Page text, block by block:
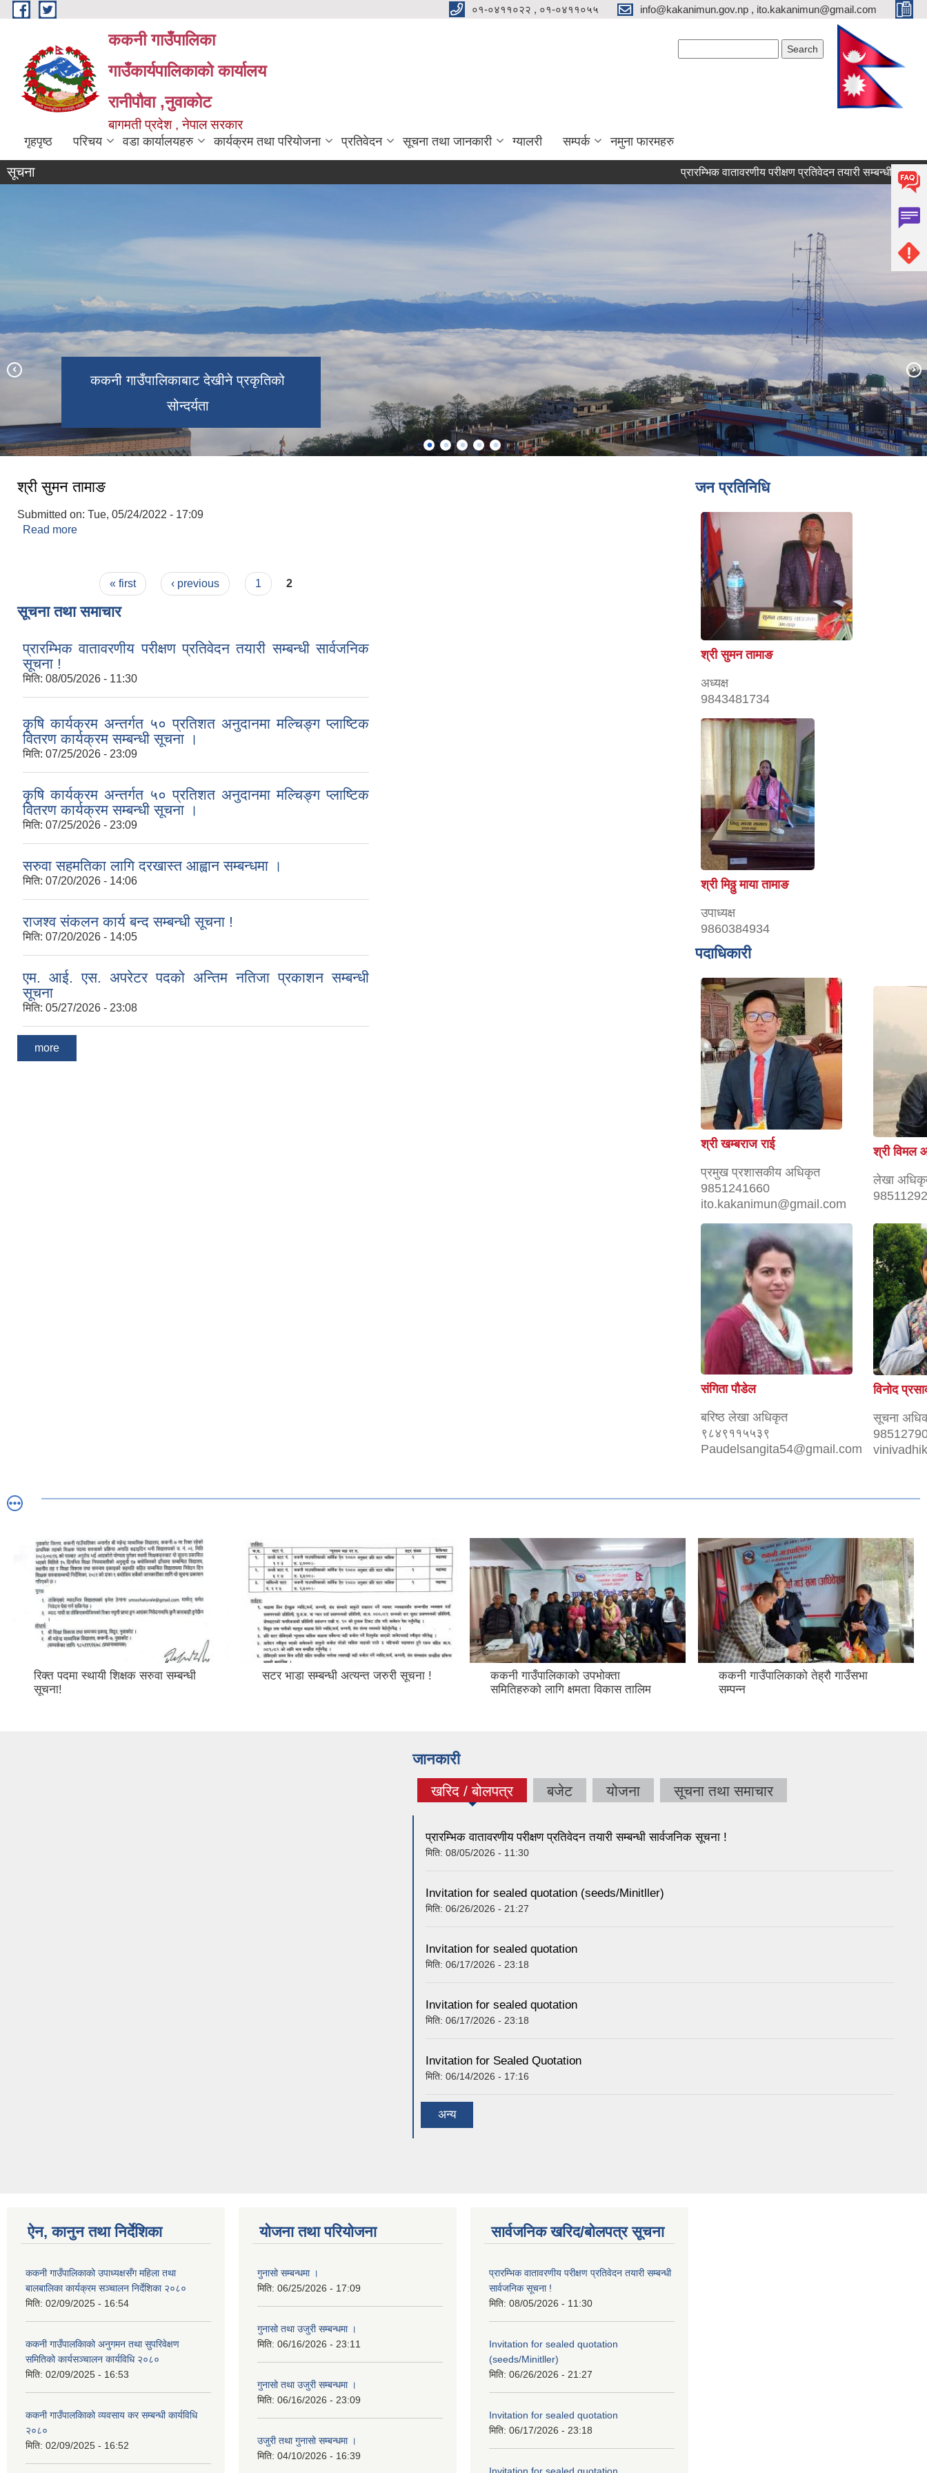
Skip to main content ०१-०४११०२२ , ०१-०४११०५५ info@kakanimun.gov.np , ito.kakanimun@gmail.com
ककनी गाउँपालिका
गाउँकार्यपालिकाको कार्यालय
रानीपौवा ,नुवाकोट
बागमती प्रदेश , नेपाल सरकार
गृहपृष्ठ परिचय वडा कार्यालयहरु कार्यक्रम तथा परियोजना प्रतिवेदन सूचना तथा जानकारी ग्यालरी सम्पर्क नमुना फारमहरु
सूचना प्रारम्भिक वातावरणीय परीक्षण प्रतिवेदन तयारी सम्बन्धी सार्वजनिक
ककनी गाउँपालिकाबाट देखीने प्रकृतिको
सोन्दर्यता
ककनी गाउँपालिका स्थित पर्यटकिय फुङ्-फुङ्
झरना
ककनी गाउँपालिकाको पर्यटकिय स्थल ककनी
हाईट
नवौ गाउँसभा सम्पन्न
गाउँपालिकाको प्रशासनिक भवन शिलान्यास
कार्यक्रम सम्पन्न
श्री सुमन तामाङ
Submitted on: Tue, 05/24/2022 - 17:09
Read more
« first ‹ previous 1 2
सूचना तथा समाचार
प्रारम्भिक वातावरणीय परीक्षण प्रतिवेदन तयारी सम्बन्धी सार्वजनिक
सूचना !
मिति: 08/05/2026 - 11:30
कृषि कार्यक्रम अन्तर्गत ५० प्रतिशत अनुदानमा मल्चिङ्ग प्लाष्टिक
वितरण कार्यक्रम सम्बन्धी सूचना ।
मिति: 07/25/2026 - 23:09
कृषि कार्यक्रम अन्तर्गत ५० प्रतिशत अनुदानमा मल्चिङ्ग प्लाष्टिक
वितरण कार्यक्रम सम्बन्धी सूचना ।
मिति: 07/25/2026 - 23:09
सरुवा सहमतिका लागि दरखास्त आह्वान सम्बन्धमा ।
मिति: 07/20/2026 - 14:06
राजश्व संकलन कार्य बन्द सम्बन्धी सूचना !
मिति: 07/20/2026 - 14:05
एम. आई. एस. अपरेटर पदको अन्तिम नतिजा प्रकाशन सम्बन्धी
सूचना
मिति: 05/27/2026 - 23:08
more
जन प्रतिनिधि
श्री सुमन तामाङ
अध्यक्ष
9843481734
श्री मिठ्ठु माया तामाङ
उपाध्यक्ष
9860384934
पदाधिकारी
श्री खम्बराज राई
प्रमुख प्रशासकीय अधिकृत
9851241660
ito.kakanimun@gmail.com
श्री विमल
लेखा
संगिता पौडेल
बरिष्ठ लेखा अधिकृत
९८४९११५५३९
Paudelsangita54@gmail.com
विनोद
सूचना
रिक्त पदमा स्थायी शिक्षक सरुवा सम्बन्धी
सूचना!
सटर भाडा सम्बन्धी अत्यन्त जरुरी सूचना !
ककनी गाउँपालिकाको उपभोक्ता
समितिहरुको लागि क्षमता विकास तालिम
ककनी गाउँपालिकाको तेह्रौ गाउँसभा
सम्पन्न
जानकारी
खरिद / बोलपत्र
(active tab) बजेट योजना सूचना तथा समाचार
प्रारम्भिक वातावरणीय परीक्षण प्रतिवेदन तयारी सम्बन्धी सार्वजनिक सूचना !
मिति: 08/05/2026 - 11:30
Invitation for sealed quotation (seeds/Minitller)
मिति: 06/26/2026 - 21:27
Invitation for sealed quotation
मिति: 06/17/2026 - 23:18
Invitation for sealed quotation
मिति: 06/17/2026 - 23:18
Invitation for Sealed Quotation
मिति: 06/14/2026 - 17:16
अन्य
ऐन, कानुन तथा निर्देशिका
ककनी गाउँपालिकाको उपाध्यक्षसँग महिला तथा
बालबालिका कार्यक्रम सञ्चालन निर्देशिका २०८०
मिति: 02/09/2025 - 16:54
ककनी गाउँपालकिाको अनुगमन तथा सुपरिवेक्षण
समितिको कार्यसञ्चालन कार्यविधि २०८०
मिति: 02/09/2025 - 16:53
ककनी गाउँपालकिाको व्यवसाय कर सम्बन्धी कार्यविधि
२०८०
मिति: 02/09/2025 - 16:52
योजना तथा परियोजना
गुनासो सम्बन्धमा ।
मिति: 06/25/2026 - 17:09
गुनासो तथा उजुरी सम्बन्धमा ।
मिति: 06/16/2026 - 23:11
गुनासो तथा उजुरी सम्बन्धमा ।
मिति: 06/16/2026 - 23:09
उजुरी तथा गुनासो सम्बन्धमा ।
मिति: 04/10/2026 - 16:39
सार्वजनिक खरिद/बोलपत्र सूचना
प्रारम्भिक वातावरणीय परीक्षण प्रतिवेदन तयारी सम्बन्धी
सार्वजनिक सूचना !
मिति: 08/05/2026 - 11:30
Invitation for sealed quotation
(seeds/Minitller)
मिति: 06/26/2026 - 21:27
Invitation for sealed quotation
मिति: 06/17/2026 - 23:18